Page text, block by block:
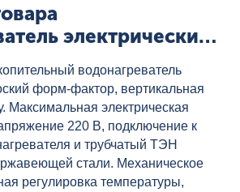
электрический
50 V, артикул:
водонагреватель
форм-фактор, вертикальная
Максимальная электрическая
220 В, подключение к
и трубчатый ТЭН
стали. Механическое
регулировка температуры,